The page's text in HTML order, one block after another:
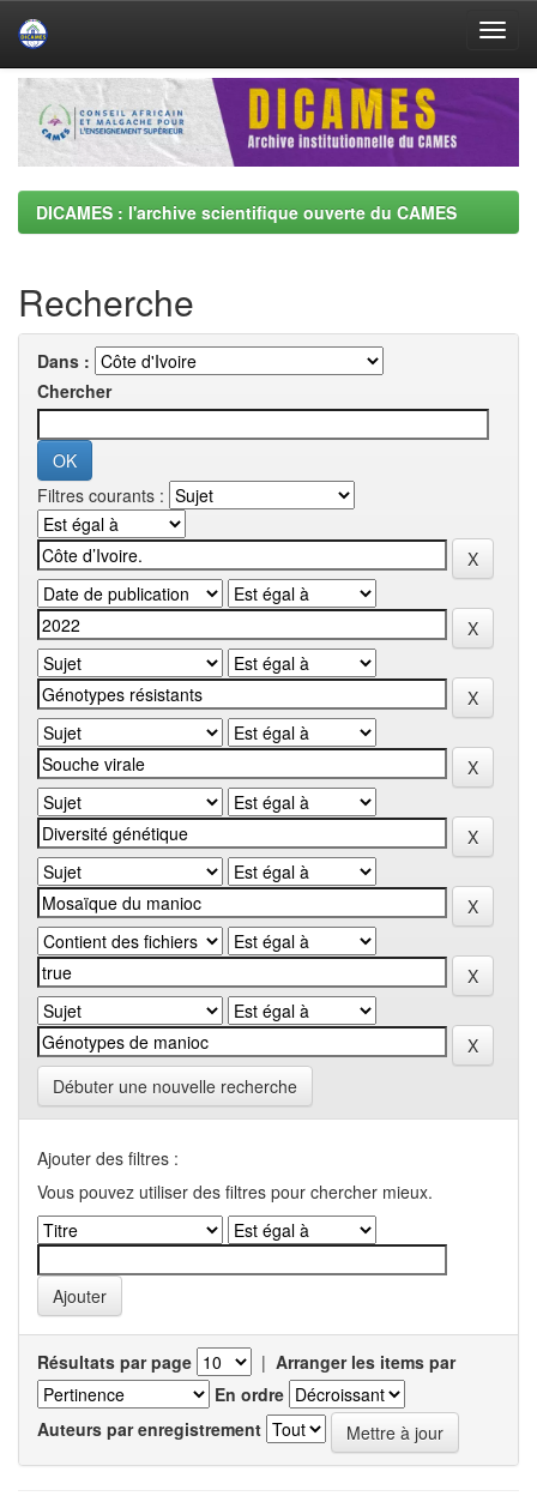
Skip
navigation
DICAMES : l'archive scientifique ouverte du CAMES
Recherche
Dans :
Chercher
Filtres courants :
Débuter une nouvelle recherche
Ajouter des filtres :
Vous pouvez utiliser des filtres pour chercher mieux.
Résultats par page | Arranger les items par
En ordre
Auteurs par enregistrement